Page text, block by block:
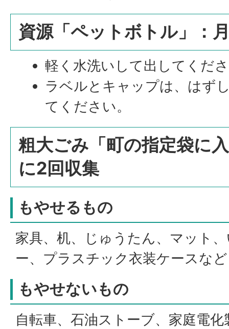
資源「ペットボトル」：
軽く水洗いして出してくだ
ラベルとキャップは、はず
てください。
粗大ごみ「町の指定袋に
に2回収集
もやせるもの
家具、机、じゅうたん、マット
ー、プラスチック衣装ケースなど
もやせないもの
自転車、石油ストーブ、家庭電